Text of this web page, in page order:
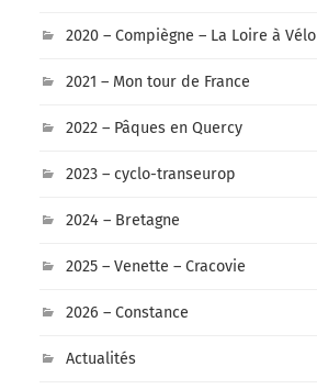
2020 – Compiègne – La Loire à Vélo
2021 – Mon tour de France
2022 – Pâques en Quercy
2023 – cyclo-transeurop
2024 – Bretagne
2025 – Venette – Cracovie
2026 – Constance
Actualités